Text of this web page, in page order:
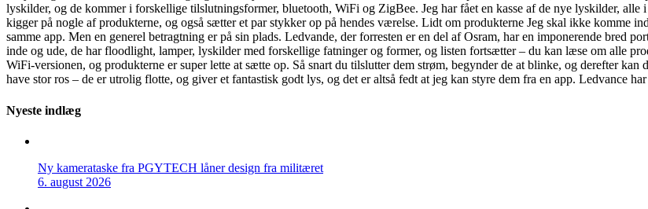
lyskilder, og de kommer i forskellige tilslutningsformer, bluetooth, WiFi og ZigBee. Jeg har fået en kasse af de nye lyskilder,
kigger på nogle af produkterne, og også sætter et par stykker op på hendes værelse. Lidt om produkterne Jeg skal ikke komme
samme app. Men en generel betragtning er på sin plads. Ledvande, der forresten er en del af Osram, har en imponerende bred
inde og ude, de har floodlight, lamper, lyskilder med forskellige fatninger og former, og listen fortsætter – du kan læse om alle
WiFi-versionen, og produkterne er super lette at sætte op. Så snart du tilslutter dem strøm, begynder de at blinke, og derefter
have stor ros – de er utrolig flotte, og giver et fantastisk godt lys, og det er altså fedt at jeg kan styre dem fra en app. Ledvance
Nyeste indlæg
Ny kamerataske fra PGYTECH låner design fra militæret
6. august 2026